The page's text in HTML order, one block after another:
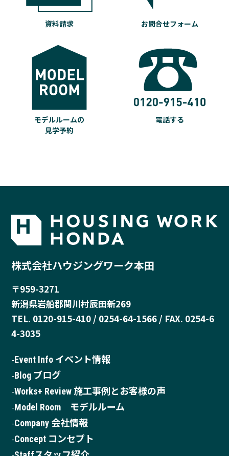
資料請求 お問合せフォーム
モデルルームの
見学予約
電話する
株式会社ハウジングワーク本田
〒959-3271
新潟県岩船郡関川村辰田新269
TEL. 0120-915-410 / 0254-64-1566 / FAX. 0254-6
4-3035
Event Info イベント情報
Blog ブログ
Works+ Review 施工事例とお客様の声
Model Room モデルルーム
Company 会社情報
Concept コンセプト